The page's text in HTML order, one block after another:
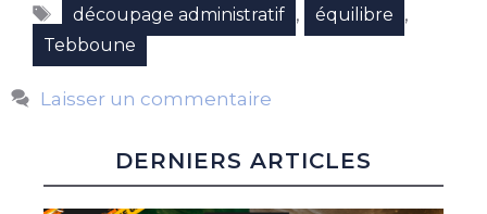
Étiquettes
découpage administratif , équilibre ,
Tebboune
Laisser un commentaire
DERNIERS ARTICLES